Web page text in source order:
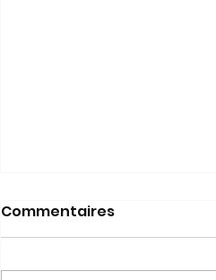
Commentaires